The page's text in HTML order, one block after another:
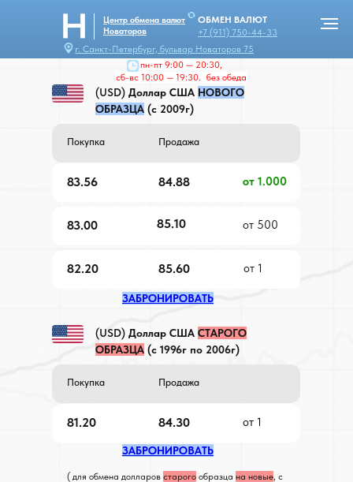
(USD) Доллар США НОВОГО
ОБРАЗЦА (с 2009г)
ЗАБРОНИРОВАТЬ
ЗАБРОНИРОВАТЬ
Покупка Продажа
83.56
83.00
82.20
84.88
85.60
85.10
от 1.000
от 500
пн-пт 9:00 — 20:30,
сб-вс 10:00 — 19:30. без обеда
г. Санкт-Петербург, бульвар Новаторов 75
ОБМЕН ВАЛЮТ
+7 (911) 750-44-33
Центр обмена валют
Новаторов
( для обмена долларов старого образца на новые, с
от 1
(USD) Доллар США СТАРОГО
ОБРАЗЦА (с 1996г по 2006г)
Покупка Продажа
81.20 84.30 от 1